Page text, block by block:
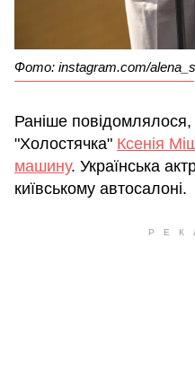
Фото: instagram.com/
Раніше
"Холостячка" Ксенія
машину. Українська
київському автосалоні.